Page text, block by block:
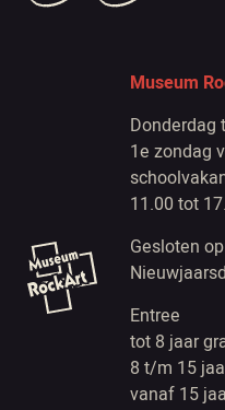
Museum
Donderdag
1e zondag
11.00 tot
Gesloten
Entree
tot 8 jaar
8 t/m 15
vanaf 15